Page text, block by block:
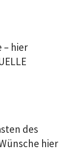
– hier
des
hier